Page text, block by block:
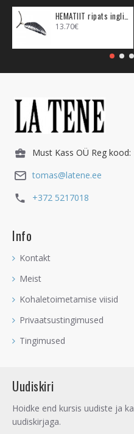
13.70€
Must Kass OÜ Reg kood:
tomas@latene.ee
+372 5217018
Info
Kontakt
Meist
Kohaletoimetamise viisid
Privaatsustingimused
Tingimused
Uudiskiri
Hoidke end kursis uudiste ja
uudiskirjaga.